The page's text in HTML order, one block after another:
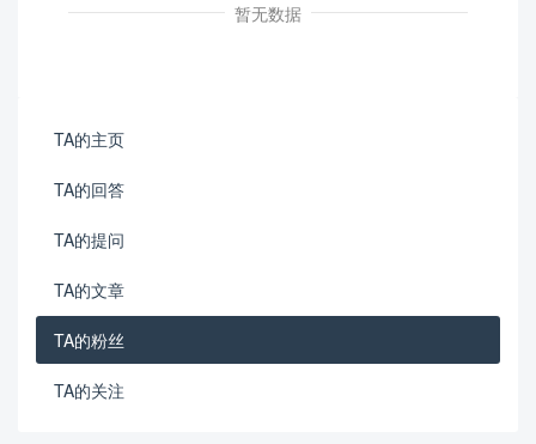
暂无数据
TA的主页
TA的回答
TA的提问
TA的文章
TA的粉丝
TA的关注